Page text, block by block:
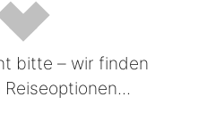
bitte – wir finden